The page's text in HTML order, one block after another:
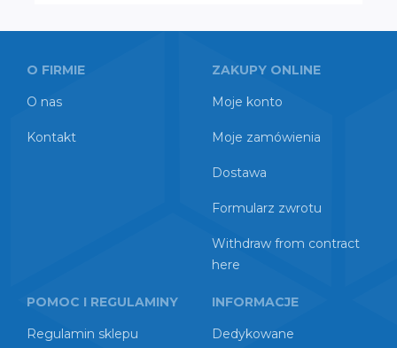
O FIRMIE
O nas
Kontakt
ZAKUPY ONLINE
Moje konto
Moje zamówienia
Dostawa
Formularz zwrotu
Withdraw from contract
here
POMOC I REGULAMINY
Regulamin sklepu
INFORMACJE
Dedykowane